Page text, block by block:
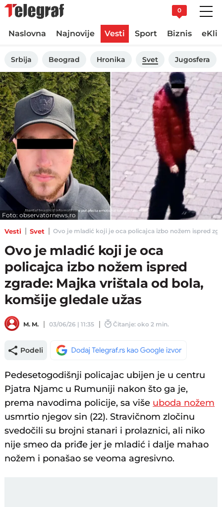
0
Naslovna Najnovije Vesti Sport Biznis
Srbija Beograd Hronika Svet Jugosfera
Foto: observatornews.ro
Vesti Svet Ovo je mladić koji je oca policajca izbo nožem ispred
Ovo je mladić koji je oca
policajca izbo nožem ispred
zgrade: Majka vrištala od bola,
komšije gledale užas
M. M. 03/06/26 | 11:35 Čitanje: oko 2 min.
Podeli
Pedesetogodišnji policaјac ubiјen јe u centru
Pјatra Njamc u Rumuniji nakon što ga јe,
prema navodima policije, sa više uboda nožem
usmrtio njegov sin (22). Stravičnom zločinu
svedočili su broјni stanari i prolaznici, ali niko
niјe smeo da priđe јer јe mladić i dalje mahao
nožem i ponašao se veoma agresivno.